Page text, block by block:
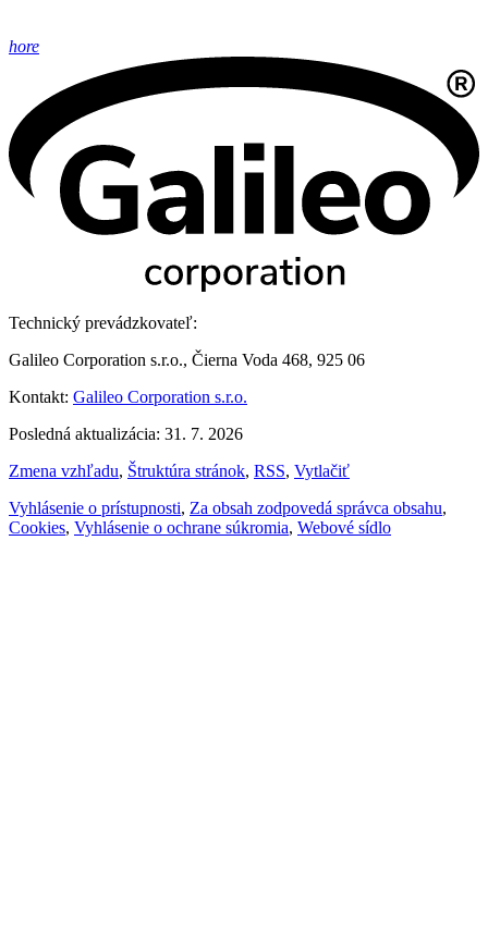
hore
Technický prevádzkovateľ:
Galileo Corporation s.r.o., Čierna Voda 468, 925 06
Kontakt: Galileo Corporation s.r.o.
Posledná aktualizácia: 31. 7. 2026
Zmena vzhľadu, Štruktúra stránok, RSS, Vytlačiť
Vyhlásenie o prístupnosti, Za obsah zodpovedá správca obsahu,
Cookies, Vyhlásenie o ochrane súkromia, Webové sídlo